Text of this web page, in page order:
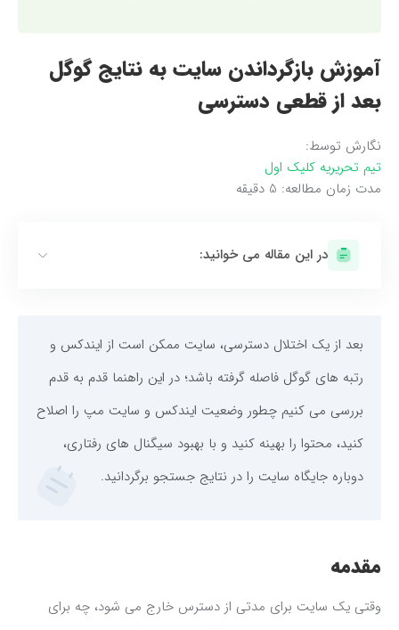
آموزش بازگرداندن سایت به نتایج گوگل
بعد از قطعی دسترسی
نگارش توسط:
تیم تحریریه کلیک اول
مدت زمان مطالعه: 5 دقیقه
در این مقاله می خوانید:
بعد از یک اختلال دسترسی، سایت ممکن است از ایندکس و
رتبه های گوگل فاصله گرفته باشد؛ در این راهنما قدم به قدم
بررسی می کنیم چطور وضعیت ایندکس و سایت مپ را اصلاح
کنید، محتوا را بهینه کنید و با بهبود سیگنال های رفتاری،
دوباره جایگاه سایت را در نتایج جستجو برگردانید.
مقدمه
وقتی یک سایت برای مدتی از دسترس خارج می شود، چه برای